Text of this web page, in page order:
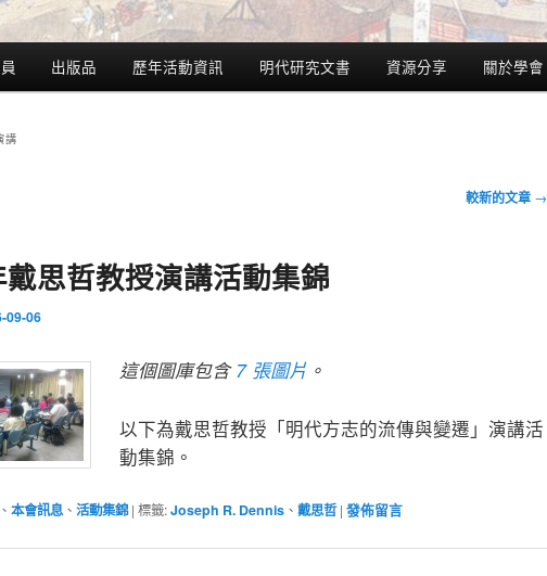
出版品 歷年活動資訊 明代研究文書 資源分享 關於學會
講
較新的文章 →
思哲教授演講活動集錦
09-06
這個圖庫包含7 張圖片 。
以下為戴思哲教授「明代方志的流傳與變遷」演講活
動集錦。
本會訊息 、 活動集錦 | 標籤:Joseph R. Dennis 、 戴思哲 | 發佈留言